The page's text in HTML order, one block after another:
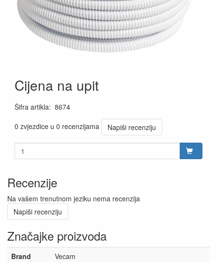
Cijena na upit
Šifra artikla: 8674
0 zvjezdice u 0 recenzijama
Napiši recenziju
Recenzije
Na vašem trenutnom jeziku nema recenzija
Napiši recenziju
Značajke proizvoda
Brand
Vecam